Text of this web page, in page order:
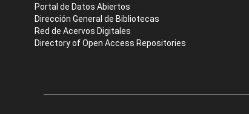
Portal de Datos Abiertos
Dirección General de Bibliotecas
Red de Acervos Digitales
Directory of Open Access Repositories